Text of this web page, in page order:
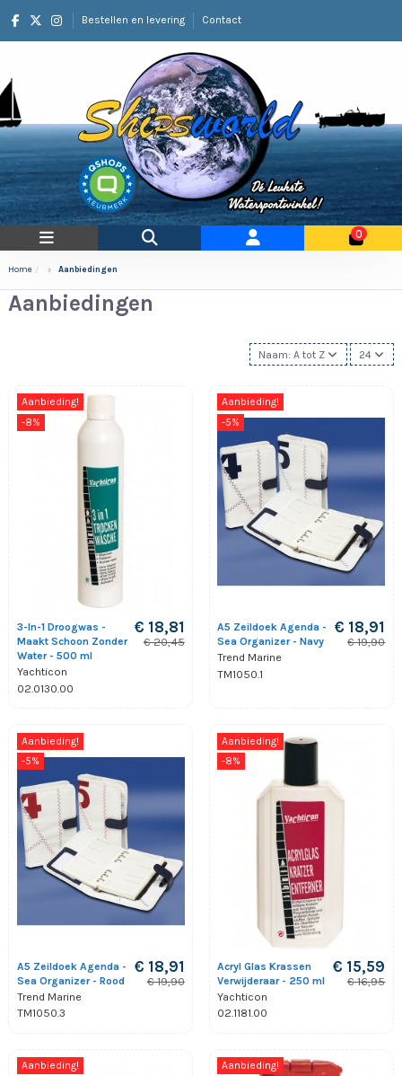
Bestellen en levering Contact
0
Home Aanbiedingen
Aanbiedingen
Naam: A tot Z 24
Aanbieding!
-8%
3-In-1 Droogwas -
Maakt Schoon Zonder
Water - 500 ml
Yachticon
02.0130.00
€ 18,81
€ 20,45
Aanbieding!
-5%
A5 Zeildoek Agenda -
Sea Organizer - Navy
Trend Marine
TM1050.1
€ 18,91
€ 19,90
Aanbieding!
-5%
A5 Zeildoek Agenda -
Sea Organizer - Rood
Trend Marine
TM1050.3
€ 18,91
€ 19,90
Aanbieding!
-8%
Acryl Glas Krassen
Verwijderaar - 250 ml
Yachticon
02.1181.00
€ 15,59
€ 16,95
Aanbieding!
Aanbieding!